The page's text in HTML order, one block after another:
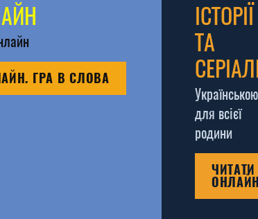
ГРА В СЛОВА
ІСТОРІЇ
ТА
Українською
для всієї
родини
ЧИТАТИ
ОНЛАЙН